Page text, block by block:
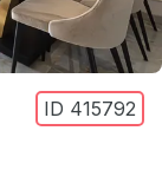
ID 415792